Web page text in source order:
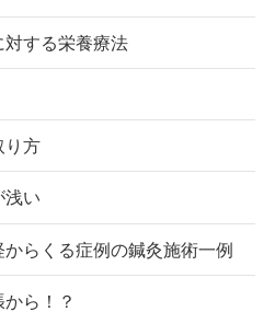
対する栄養療法
り方
浅い
らくる症例の鍼灸施術一例
ら！？